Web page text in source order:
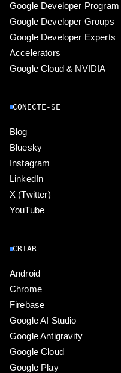
Google Developer Program
Google Developer Groups
Google Developer Experts
Accelerators
Google Cloud & NVIDIA
CONECTE-SE
Blog
Bluesky
Instagram
LinkedIn
X (Twitter)
YouTube
CRIAR
Android
Chrome
Firebase
Google AI Studio
Google Antigravity
Google Cloud
Google Play